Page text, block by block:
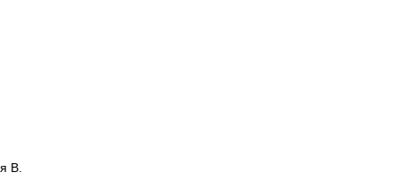
В.